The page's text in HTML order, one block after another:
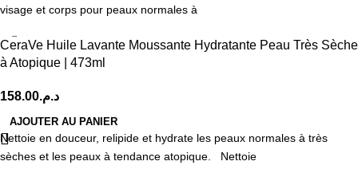
visage et corps pour peaux normales à
CeraVe Huile Lavante Moussante Hydratante Peau Très Sèche
à Atopique | 473ml
د.م.158.00
AJOUTER AU PANIER
Nettoie en douceur, relipide et hydrate les peaux normales à très
sèches et les peaux à tendance atopique. Nettoie